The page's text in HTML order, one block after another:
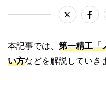
本記事では、 第一精工「
い方などを解説していき